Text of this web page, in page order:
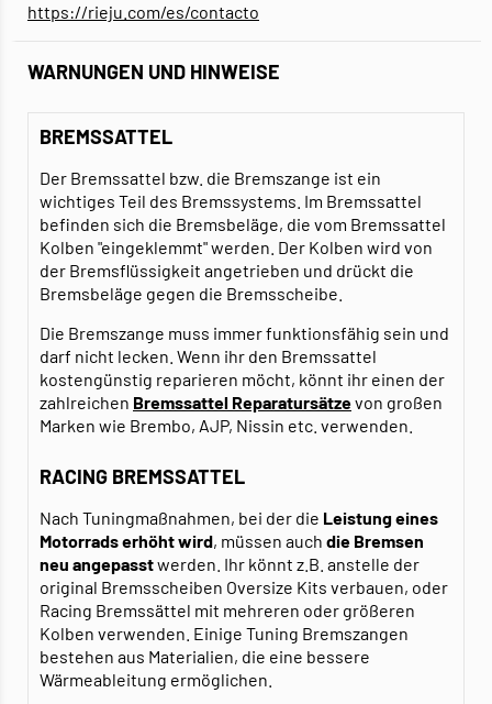
https://rieju.com/es/contacto
WARNUNGEN UND HINWEISE
BREMSSATTEL
Der Bremssattel bzw. die Bremszange ist ein
wichtiges Teil des Bremssystems. Im Bremssattel
befinden sich die Bremsbeläge, die vom Bremssattel
Kolben "eingeklemmt" werden. Der Kolben wird von
der Bremsflüssigkeit angetrieben und drückt die
Bremsbeläge gegen die Bremsscheibe.
Die Bremszange muss immer funktionsfähig sein und
darf nicht lecken. Wenn ihr den Bremssattel
kostengünstig reparieren möcht, könnt ihr einen der
zahlreichen Bremssattel Reparatursätzevon großen
Marken wie Brembo, AJP, Nissin etc. verwenden.
RACING BREMSSATTEL
Nach Tuningmaßnahmen, bei der die Leistung eines
Motorrads erhöht wird, müssen auch die Bremsen
neu angepasstwerden. Ihr könnt z.B. anstelle der
original Bremsscheiben Oversize Kits verbauen, oder
Racing Bremssättel mit mehreren oder größeren
Kolben verwenden. Einige Tuning Bremszangen
bestehen aus Materialien, die eine bessere
Wärmeableitung ermöglichen.